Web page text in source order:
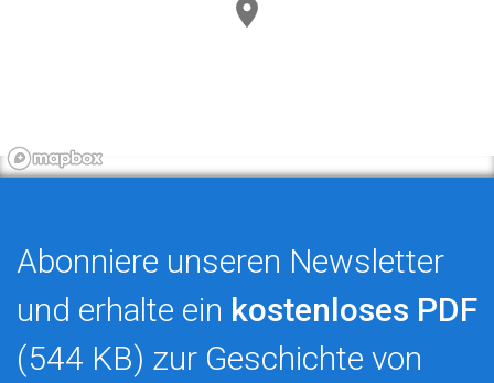
Abonniere unseren Newsletter
und erhalte ein kostenloses PDF
(544 KB) zur Geschichte von